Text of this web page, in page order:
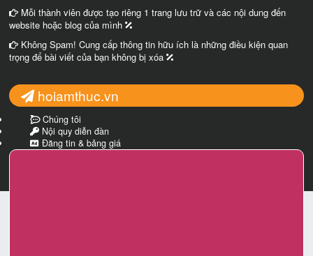
Mỗi thành viên được tạo riêng 1 trang lưu trữ và các nội dung đến
website hoặc blog của mình
Không Spam! Cung cấp thông tin hữu ích là những điều kiện quan
trọng để bài viết của bạn không bị xóa
hoiamthuc.vn
Chúng tôi
Nội quy diễn đàn
Đăng tin & bảng giá